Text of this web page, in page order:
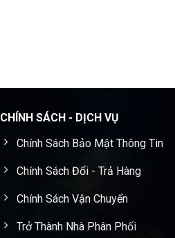
CHÍNH SÁCH - DỊCH VỤ
Chính Sách Bảo Mật Thông Tin
Chính Sách Đổi - Trả Hàng
Chính Sách Vận Chuyển
Trở Thành Nhà Phân Phối